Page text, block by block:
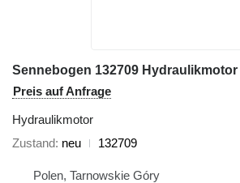
Sennebogen 132709 Hydraulikmotor
Preis auf Anfrage
Hydraulikmotor
Zustand neu 132709
Polen, Tarnowskie Góry